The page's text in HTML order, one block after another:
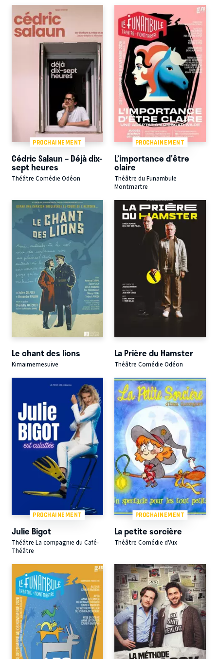
PROCHAINEMENT
Cédric Salaun – Déjà dix-
sept heures
Théâtre Comédie Odéon
PROCHAINEMENT
L’importance d'être
claire
Théâtre du Funambule
Montmartre
Le chant des lions
Kimaimemesuive
La Prière du Hamster
Théâtre Comédie Odéon
PROCHAINEMENT
Julie Bigot
Théâtre La compagnie du Café-
Théâtre
PROCHAINEMENT
La petite sorcière
Théâtre Comédie d'Aix